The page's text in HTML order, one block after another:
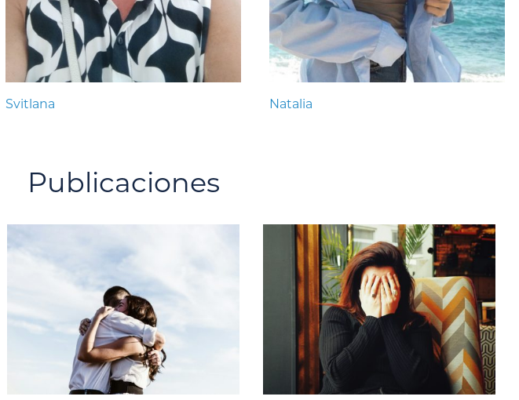
Svitlana Natalia
Publicaciones